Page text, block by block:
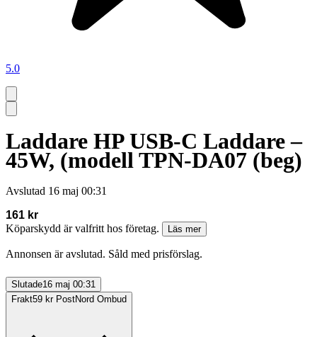
5.0
Laddare HP USB-C Laddare –
45W, (modell TPN-DA07 (beg)
Avslutad 16 maj 00:31
161 kr
Köparskydd är valfritt hos företag.
Läs mer
Annonsen är avslutad. Såld med prisförslag.
Slutade16 maj 00:31
Frakt59 kr PostNord Ombud